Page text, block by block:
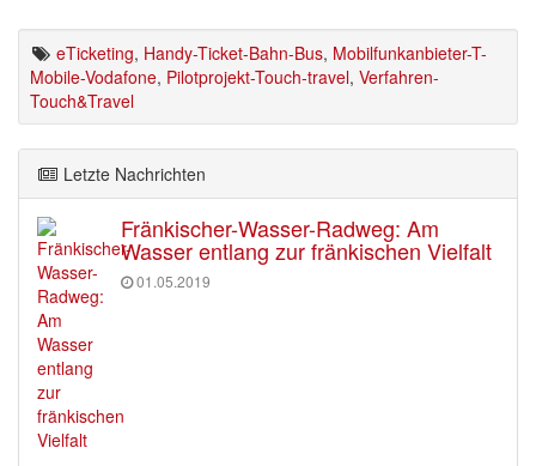
eTicketing, Handy-Ticket-Bahn-Bus, Mobilfunkanbieter-T-
Mobile-Vodafone, Pilotprojekt-Touch-travel, Verfahren-
Touch&Travel
Letzte Nachrichten
Fränkischer-Wasser-Radweg: Am
Wasser entlang zur fränkischen Vielfalt
01.05.2019